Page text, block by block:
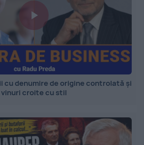
cu denumire de origine controlată și
vinuri croite cu stil